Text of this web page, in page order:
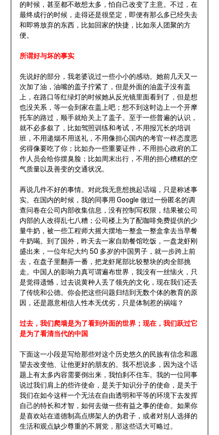
的时候，甚至都不敢想太多，怕自己改变了主意。不过，在
最终成行的时候，走得还是很坚定，即便有那么多已经失去
和即将放弃的东西，比如回家的快捷，比如亲人团聚的方
便。
所谓好与坏的事实
先说好的部分，我老婆说过一些小小的感动。她前几天又一
次加了油，油嘴的盖子拧紧了，但是外面的油盖子没有盖
上，在路口等红绿灯的时候她从反光镜里面看到了，但是想
也没关系，等一会到家在盖上吧；想不到这时边上一个开摩
托车的路过，顺手就给关上了盖子。至于一些普遍的认识，
就不必多叙了，比如驾照训练和考试，不用报冗长的培训
班，不用递烟不用送礼，不用像担心国内的考官一样态度恶
劣得像要吃了你；比如办一些重要证件，不用担心政府的工
作人员会给你摆臭脸；比如周末出行，不用的担心糟糕的空
气质量以及善变的交通状况。
再说几件不好的事情。对此我无意想挑起话端，只是称述事
实。在国内的时候，我的同事用 Google 做过一份匿名的调
查问卷在公司内部收集信息，没有控制写权限，结果被公司
内部的人改得乱七八糟；公司楼上为了配咖啡免费提供的少
量牛奶，被一些工程师大摇大摆地一整盒一整盒拿去当早餐
牛奶喝。到了国外，昨天去一家自助餐馆吃饭，一盘龙虾刚
盛出来，一位年纪大约 50 多岁的中国男子，就一步跨上前
去，在盘子里翻弄一番，把龙虾尾部比较整块的肉全部挑
走。中国人的影响力真可谓遍布世界，我没有一丝恼火，只
是觉得遗憾，过去说黄种人丢了领先的文化，现在我们还丢
了传统和公德。你会把这些问题归结到无数个体的教育的原
因，还是愿意相信人性本无优劣，只是体制惹的祸端？
过去，我们爬墙是为了看到外面的世界；现在，我们跃过它
是为了看清当代的中国
下面这一小段是写给那些对这个历史悠久的民族有信念和愿
望去改变他、让他更好的朋友的。我不想说多，因为这个话
题上有太多内容需要倒出来，我怕刹不住车。我的一位同事
说过我们肩上的些许使命，是关于知识分子的使命，是关于
我们在如今这样一个无法在自由透明和平等的环境下去发挥
自己的特长和才智，如何去做一些有益之事的使命。如果你
是喜欢站在道德制高点绑架人的伪君子，或者对别人选择的
生活和观点缺少尊重的不屑党，那这些话大可略过。